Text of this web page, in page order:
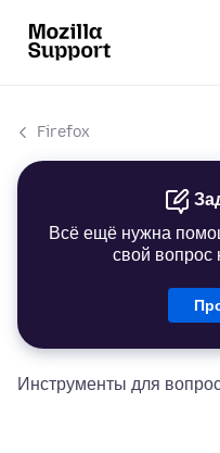
Firefox
Всё ещё нужна
свой
Инструменты для